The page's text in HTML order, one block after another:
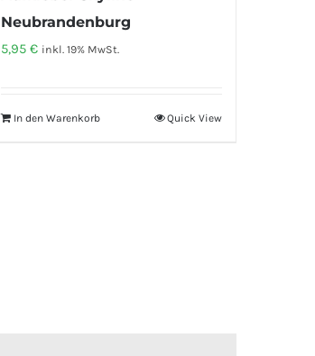
Neubrandenburg
5,95 € inkl. 19% MwSt.
In den Warenkorb Quick View